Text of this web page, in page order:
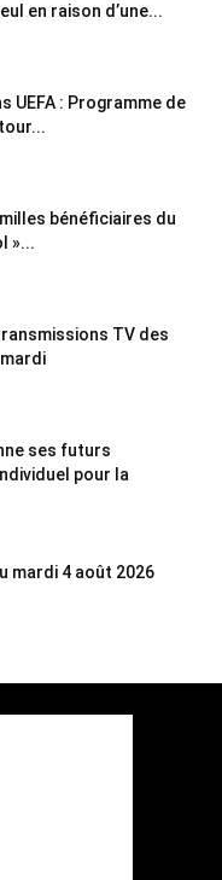
en raison d’une...
UEFA : Programme de
bénéficiaires du
»...
TV des
ses futurs
pour la
mardi 4 août 2026